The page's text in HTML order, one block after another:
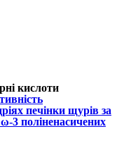
кислоти
печінки щурів за
3 поліненасичених